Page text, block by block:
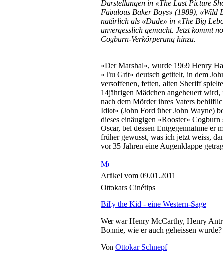
Darstellungen in «The Last Picture
Fabulous Baker Boys» (1989), «Wild
natürlich als «Dude» in «The Big
unvergesslich gemacht. Jetzt kommt
Cogburn-Verkörperung hinzu.
«Der Marshal», wurde 1969 Henry
«Tru Grit» deutsch getitelt, in dem
versoffenen, fetten, alten Sheriff
14jährigen Mädchen angeheuert wird,
nach dem Mörder ihres Vaters
Idiot» (John Ford über John Wayne)
dieses einäugigen «Rooster» Cogburn
Oscar, bei dessen Entgegennahme er
früher gewusst, was ich jetzt weiss,
vor 35 Jahren eine Augenklappe
Artikel vom 09.01.2011
Ottokars Cinétips
Billy the Kid - eine Western-Sage
Wer war Henry McCarthy, Henry
Bonnie, wie er auch geheissen wurde?
Von Ottokar Schnepf